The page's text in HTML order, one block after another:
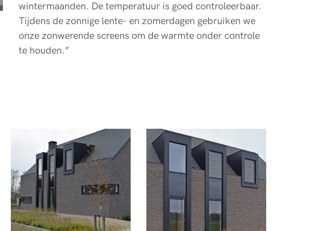
wintermaanden. De temperatuur is goed controleerbaar.
Tijdens de zonnige lente- en zomerdagen gebruiken we
onze zonwerende screens om de warmte onder controle
te houden.”